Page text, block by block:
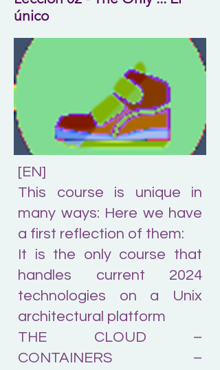
único
[EN]
This course is unique in
many ways: Here we have
a first reflection of them:
It is the only course that
handles current 2024
technologies on a Unix
architectural platform
THE CLOUD –
CONTAINERS –